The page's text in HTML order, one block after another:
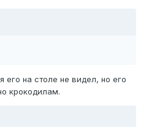
его на столе не видел, но его
крокодилам.